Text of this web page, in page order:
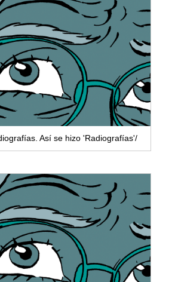
Así se hizo 'Radiografías'/